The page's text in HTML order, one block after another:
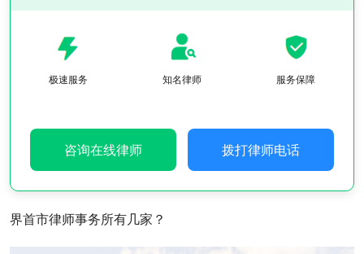
极速服务 知名律师 服务保障
咨询在线律师 拨打律师电话
界首市律师事务所有几家？